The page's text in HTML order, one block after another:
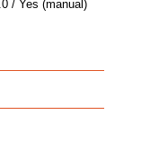
/ Yes (manual)